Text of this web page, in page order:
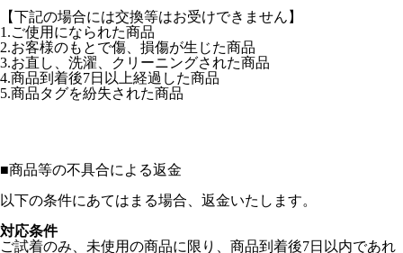
【下記の場合には交換等はお受けできません】
1.ご使用になられた商品
2.お客様のもとで傷、損傷が生じた商品
3.お直し、洗濯、クリーニングされた商品
4.商品到着後7日以上経過した商品
5.商品タグを紛失された商品
■商品等の不具合による返金
以下の条件にあてはまる場合、返金いたします。
対応条件
ご試着のみ、未使用の商品に限り、商品到着後7日以内であれ